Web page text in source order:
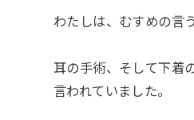
わたしは、むすめの言
耳の手術、そして下着
言われていました。